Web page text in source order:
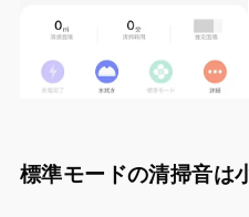
標準モードの清掃音は